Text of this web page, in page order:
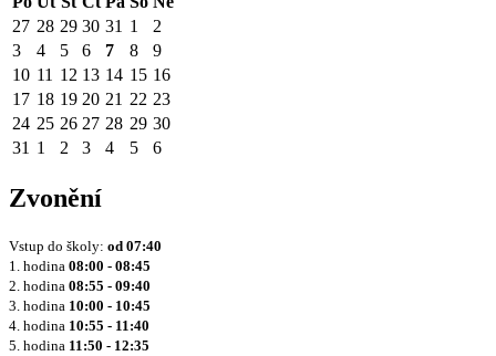
27 28 29 30 31 1
2
3
4 5 6 7 8
9
10 11 12 13 14 15 16
17 18 19 20 21 22 23
24 25 26 27 28 29 30
31 1 2 3 4 5 6
Zvonění
Vstup do školy: od 07:40
1. hodina 08:00 - 08:45
2. hodina 08:55 - 09:40
3. hodina 10:00 - 10:45
4. hodina 10:55 - 11:40
5. hodina 11:50 - 12:35